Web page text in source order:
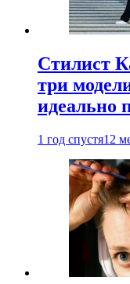
Стилист
три
идеально
1 год спустя12